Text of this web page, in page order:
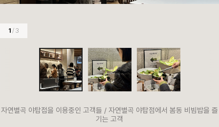
1 / 3
자연별곡 야탑접을 이용중인 고객들 / 자연별곡 야탑점에서 봄동 비빔밥을 즐
기는 고객